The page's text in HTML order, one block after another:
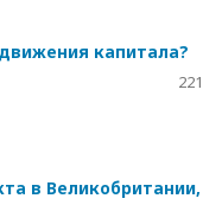
капитала?
в Великобритании,